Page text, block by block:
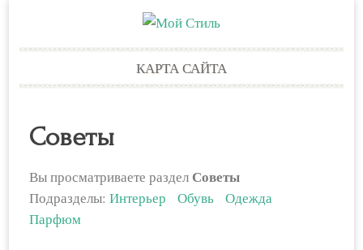
to
КАРТА САЙТА
Советы
Вы просматриваете раздел Советы
Подразделы:Интерьер Обувь
Одежда
Парфюм